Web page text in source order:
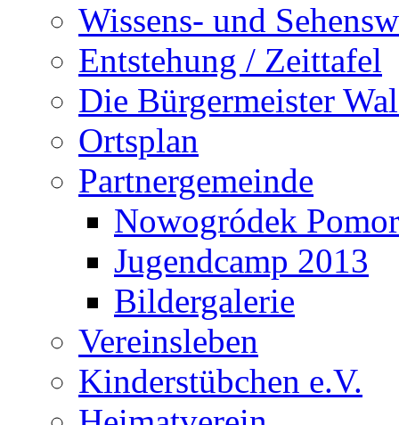
Wissens- und
Entstehung / Zeittafel
Die Bürgermeister
Ortsplan
Partnergemeinde
Nowogródek
Jugendcamp 2013
Bildergalerie
Vereinsleben
Kinderstübchen e.V.